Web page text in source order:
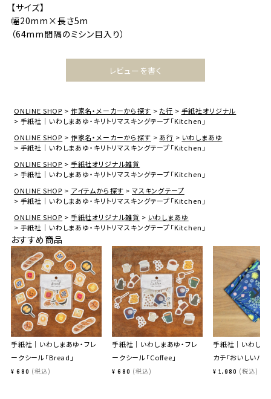
【サイズ】
幅20mm×長さ5m
（64mm間隔のミシン目入り）
レビューを書く
ONLINE SHOP 作家名・メーカーから探す た行
手紙社オリジナル
手紙社｜いわしまあゆ・キリトリマスキングテープ「Kitchen」
ONLINE SHOP
作家名・メーカーから探す あ行
いわしまあゆ
手紙社｜いわしまあゆ・キリトリマスキングテープ「Kitchen」
ONLINE SHOP
手紙社オリジナル雑貨
手紙社｜いわしまあゆ・キリトリマスキングテープ「Kitchen」
ONLINE SHOP
アイテムから探す
マスキングテープ
手紙社｜いわしまあゆ・キリトリマスキングテープ「Kitchen」
ONLINE SHOP
手紙社オリジナル雑貨
いわしまあゆ
手紙社｜いわしまあゆ・キリトリマスキングテープ「Kitchen」
おすすめ商品
手紙社｜いわしまあゆ・フレ
ークシール「Bread」
¥ 680 税込
手紙社｜いわしまあゆ・フレ
ークシール「Coffee」
¥ 680 税込
手紙社｜いわしま
カチ「おいしいハー
¥ 1,980 税込